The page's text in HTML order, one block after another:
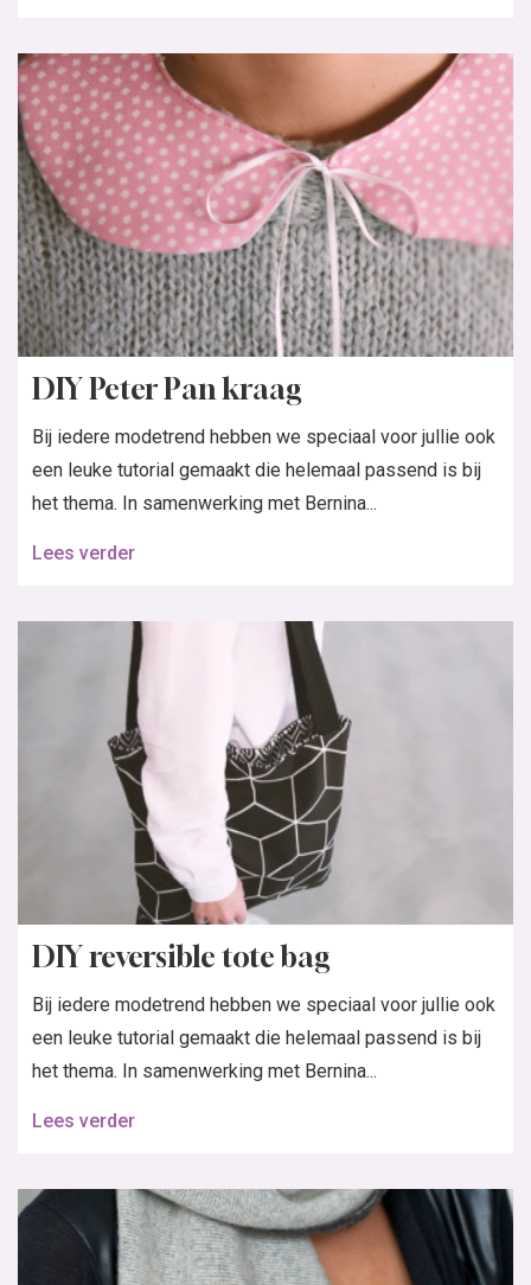
DIY Peter Pan kraag
Bij iedere modetrend hebben we speciaal voor jullie ook
een leuke tutorial gemaakt die helemaal passend is bij
het thema. In samenwerking met Bernina...
Lees verder
DIY reversible tote bag
Bij iedere modetrend hebben we speciaal voor jullie ook
een leuke tutorial gemaakt die helemaal passend is bij
het thema. In samenwerking met Bernina...
Lees verder